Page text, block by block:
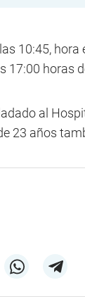
10:45, hora
17:00 horas
al
23 años